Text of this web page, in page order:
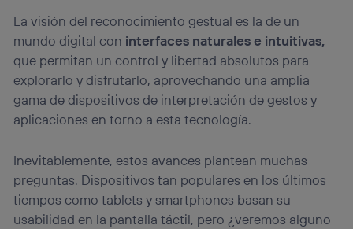
La visión del reconocimiento gestual es la de un
mundo digital con interfaces naturales e intuitivas,
que permitan un control y libertad absolutos para
explorarlo y disfrutarlo, aprovechando una amplia
gama de dispositivos de interpretación de gestos y
aplicaciones en torno a esta tecnología.
Inevitablemente, estos avances plantean muchas
preguntas. Dispositivos tan populares en los últimos
tiempos como tablets y smartphones basan su
usabilidad en la pantalla táctil, pero ¿veremos alguno